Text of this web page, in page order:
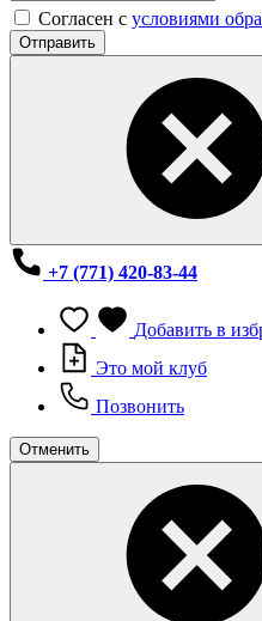
Согласен с условиями
Отправить
+7 (771) 420-83-44
Добавить в
Это мой клуб
Позвонить
Отменить